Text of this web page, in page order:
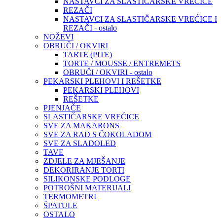
REZAČI
NASTAVCI ZA SLASTIČARSKE VREĆICE I
REZAČI - ostalo
NOŽEVI
OBRUČI / OKVIRI
TARTE (PITE)
TORTE / MOUSSE / ENTREMETS
OBRUČI / OKVIRI - ostalo
PEKARSKI PLEHOVI I REŠETKE
PEKARSKI PLEHOVI
REŠETKE
PJENJAČE
SLASTIČARSKE VREĆICE
SVE ZA MAKARONS
SVE ZA RAD S ČOKOLADOM
SVE ZA SLADOLED
TAVE
ZDJELE ZA MJEŠANJE
DEKORIRANJE TORTI
SILIKONSKE PODLOGE
POTROŠNI MATERIJALI
TERMOMETRI
ŠPATULE
OSTALO